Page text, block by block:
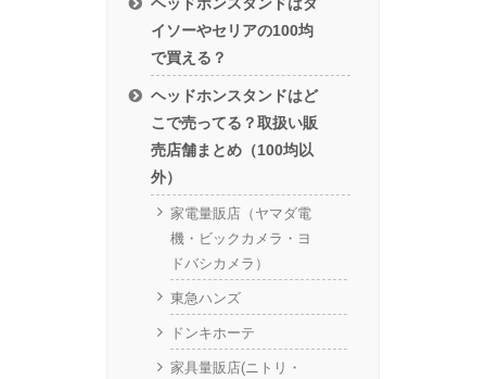
イソーやセリアの100均
で買える？
ヘッドホンスタンドはど
こで売ってる？取扱い販
売店舗まとめ（100均以
外）
家電量販店（ヤマダ電
機・ビックカメラ・ヨ
ドバシカメラ）
東急ハンズ
ドンキホーテ
家具量販店(ニトリ・